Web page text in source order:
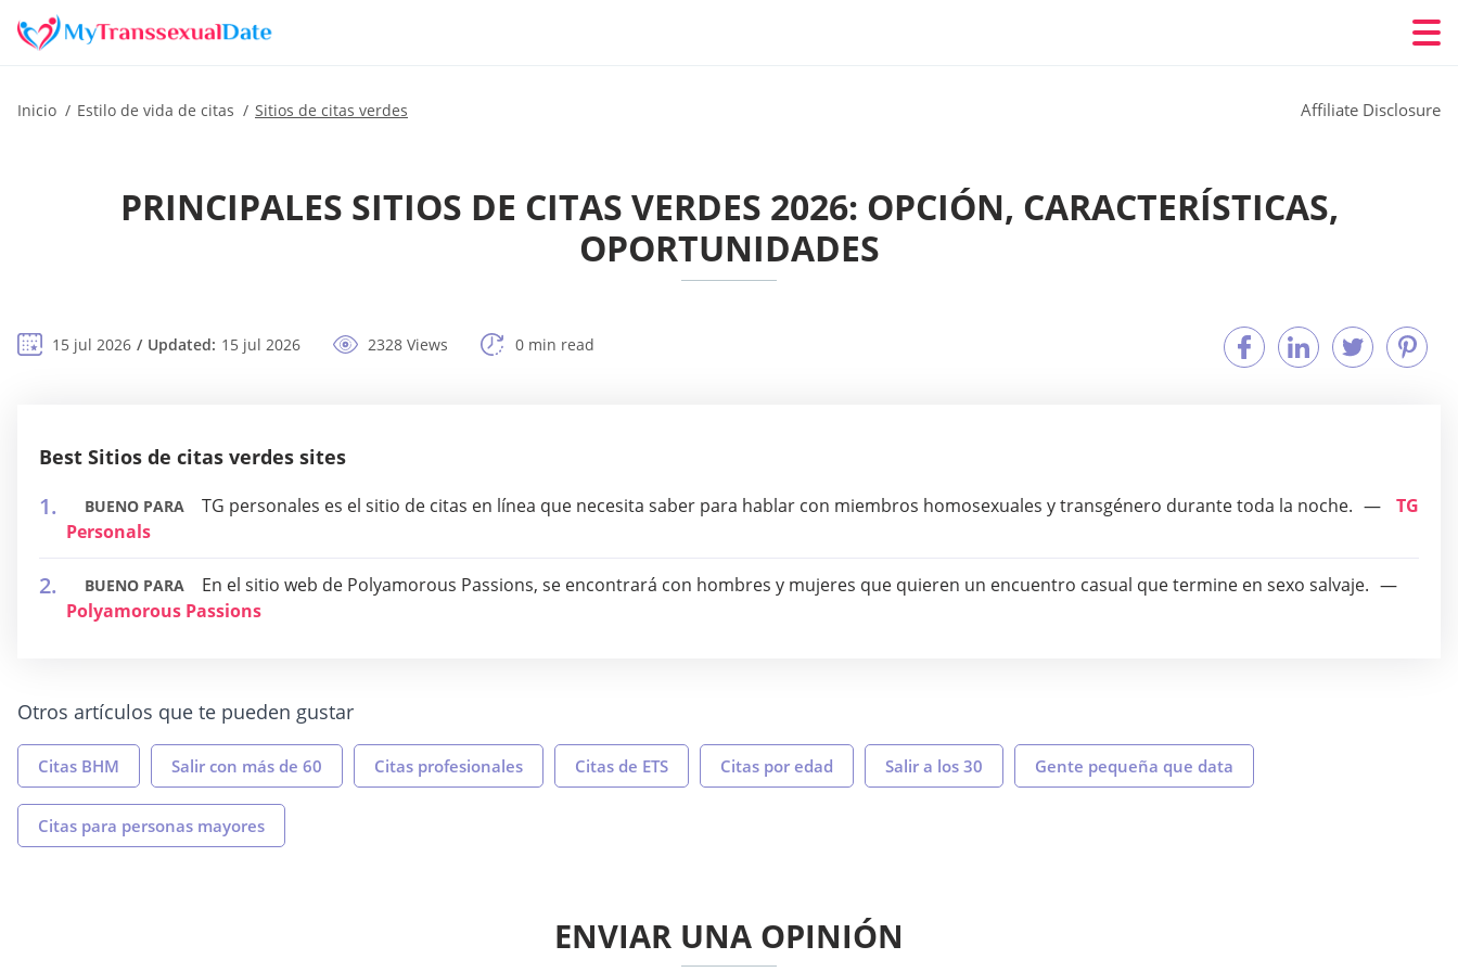
Inicio Estilo de vida de citas Sitios de citas verdes Affiliate Disclosure
PRINCIPALES SITIOS DE CITAS VERDES 2026: OPCIÓN, CARACTERÍSTICAS,
OPORTUNIDADES
15 jul 2026 Updated: 15 jul 2026 2328 Views 0 min read
Best Sitios de citas verdes sites
BUENO PARA TG personales es el sitio de citas en línea que necesita saber para hablar con miembros homosexuales y transgénero durante toda la noche.
TG
Personals
BUENO PARA
En el sitio web de Polyamorous Passions, se encontrará con hombres y mujeres que quieren un encuentro casual que termine en sexo salvaje.
Polyamorous Passions
Otros artículos que te pueden gustar
Citas BHM Salir con más de 60 Citas profesionales Citas de ETS Citas por edad Salir a los 30 Gente pequeña que data
Citas para personas mayores
ENVIAR UNA OPINIÓN